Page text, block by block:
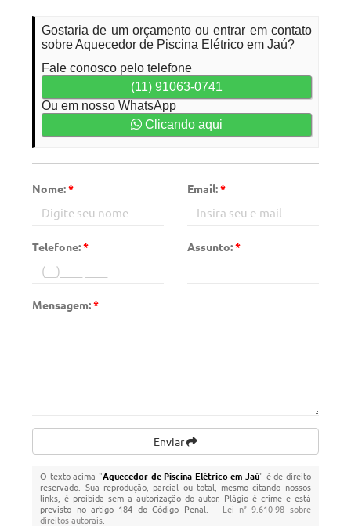
Gostaria de um orçamento ou entrar em contato
sobre Aquecedor de Piscina Elétrico em Jaú?
Fale conosco pelo telefone
(11) 91063-0741
Ou em nosso WhatsApp
Clicando aqui
Nome:* Email:*
Telefone:* Assunto:*
Mensagem:*
Enviar
O texto acima "Aquecedor de Piscina Elétrico em Jaú" é de direito
reservado. Sua reprodução, parcial ou total, mesmo citando nossos
links, é proibida sem a autorização do autor. Plágio é crime e está
previsto no artigo 184 do Código Penal. – Lei n° 9.610-98 sobre
direitos autorais